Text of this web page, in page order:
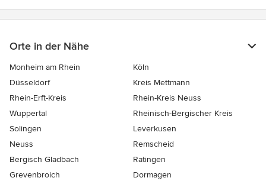
Orte in der Nähe
Monheim am Rhein
Köln
Düsseldorf
Kreis Mettmann
Rhein-Erft-Kreis
Rhein-Kreis Neuss
Wuppertal
Rheinisch-Bergischer Kreis
Solingen
Leverkusen
Neuss
Remscheid
Bergisch Gladbach
Ratingen
Grevenbroich
Dormagen